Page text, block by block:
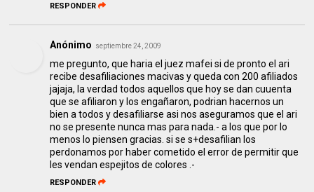
RESPONDER
Anónimo septiembre 24, 2009
me pregunto, que haria el juez mafei si de pronto el ari
recibe desafiliaciones macivas y queda con 200 afiliados
jajaja, la verdad todos aquellos que hoy se dan cuuenta
que se afiliaron y los engañaron, podrian hacernos un
bien a todos y desafiliarse asi nos aseguramos que el ari
no se presente nunca mas para nada.- a los que por lo
menos lo piensen gracias. si se s+desafilian los
perdonamos por haber cometido el error de permitir que
les vendan espejitos de colores .-
RESPONDER